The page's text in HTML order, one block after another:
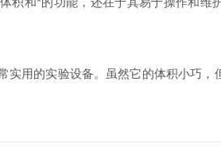
用的实验设备。虽然它的体积小巧，